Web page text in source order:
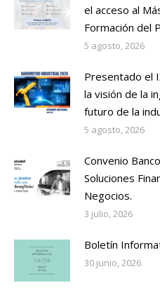
el acceso al
Formación del
5 agosto, 2026
Presentado el
la visión de la
futuro de la
5 agosto, 2026
Convenio
Soluciones
Negocios.
3 julio, 2026
Boletín
30 junio, 2026